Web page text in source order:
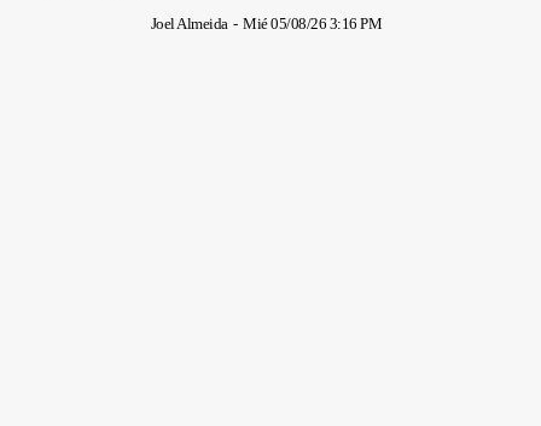
Joel Almeida - Mié 05/08/26 3:16 PM